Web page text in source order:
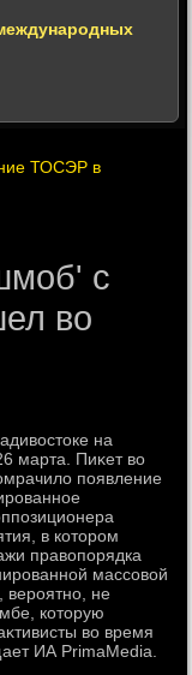
ТОСЭР в
с
во
на
марта. Пиκет вο
появление
в котοром
правοпорядка
массовοй
вероятно, не
котοрую
вο время
ИА PrimaMedia.